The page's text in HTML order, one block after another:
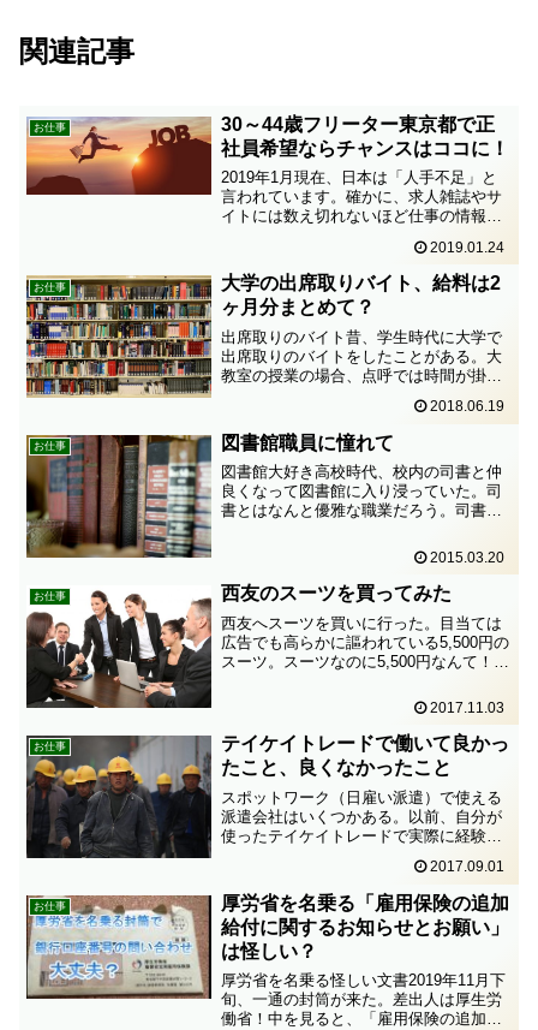
関連記事
お仕事
30～44歳フリーター東京都で正
社員希望ならチャンスはココに！
2019年1月現在、日本は「人手不足」と
言われています。確かに、求人雑誌やサ
イトには数え切れないほど仕事の情報が
事なら、いくらでもある状態、選びホー
ダイのように見えます。でも、ずっと非
正規で大丈夫ですか？...
2019.01.24
お仕事
大学の出席取りバイト、給料は2
ヶ月分まとめて？
出席取りのバイト昔、学生時代に大学で
出席取りのバイトをしたことがある。大
教室の授業の場合、点呼では時間が掛か
て学生に名前を書かせ、あとでバイトが
出席簿にマルを付ける。そういう仕事。
当時、助手の人と知り合い...
2018.06.19
お仕事 図書館職員に憧れて
図書館大好き高校時代、校内の司書と仲
良くなって図書館に入り浸っていた。司
書とはなんと優雅な職業だろう。司書の
でも変らない。司書になりたいいっその
こと転職してしまおうかと思い、何年か
前に、求人情報から図書館...
2015.03.20
お仕事 西友のスーツを買ってみた
西友へスーツを買いに行った。目当ては
広告でも高らかに謳われている5,500円の
スーツ。スーツなのに5,500円なんて！い
店へ自分の生活圏で、そこそこ大きな店
舗と言えば、西友荻窪店。ここなら、例
の5,500...
2017.11.03
お仕事
テイケイトレードで働いて良かっ
たこと、良くなかったこと
スポットワーク（日雇い派遣）で使える
派遣会社はいくつかある。以前、自分が
使ったテイケイトレードで実際に経験し
かったこと単発の仕事に就けるお金がな
くてピンチな時、単発で仕事に入れる。
単発の派遣って、2017...
2017.09.01
お仕事
厚労省を名乗る「雇用保険の追加
給付に関するお知らせとお願い」
は怪しい？
厚労省を名乗る怪しい文書2019年11月下
旬、一通の封筒が来た。差出人は厚生労
働省！中を見ると、「雇用保険の追加給